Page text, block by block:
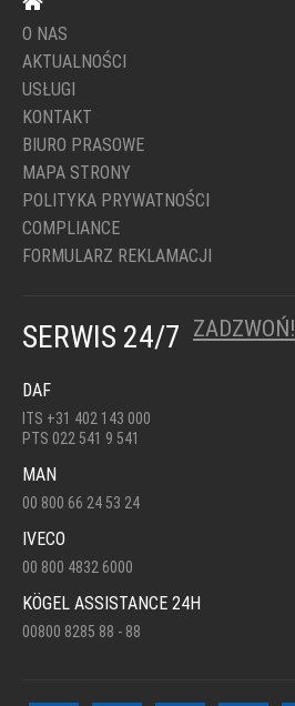
O NAS
AKTUALNOŚCI
USŁUGI
KONTAKT
BIURO PRASOWE
MAPA STRONY
POLITYKA PRYWATNOŚCI
COMPLIANCE
FORMULARZ REKLAMACJI
SERWIS 24/7 ZADZWOŃ!
DAF
ITS +31 402 143 000
PTS 022 541 9 541
MAN
00 800 66 24 53 24
IVECO
00 800 4832 6000
KÖGEL ASSISTANCE 24H
00800 8285 88 - 88